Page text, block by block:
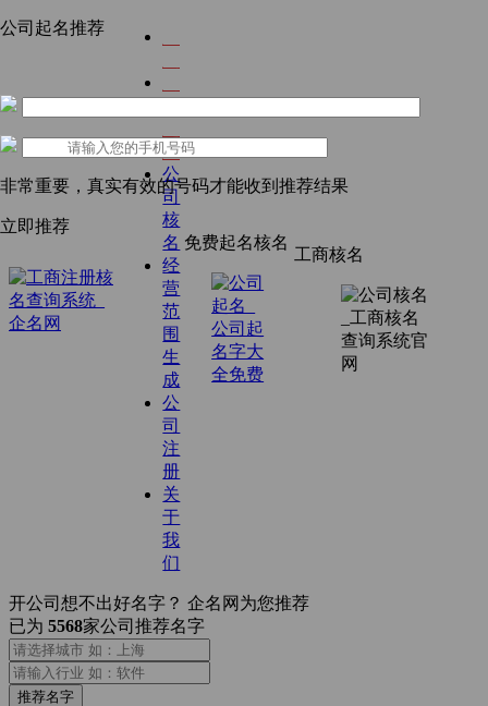
名
公
司
核
名
经
营
范
围
生
成
公
司
注
册
关
于
我
们
免费起名核名
工商核名
开公司想不出好名字？ 企名网为您推荐
已为 5568家公司推荐名字
推荐名字
公司起名推荐
非常重要，真实有效的号码才能收到推荐结果
立即推荐